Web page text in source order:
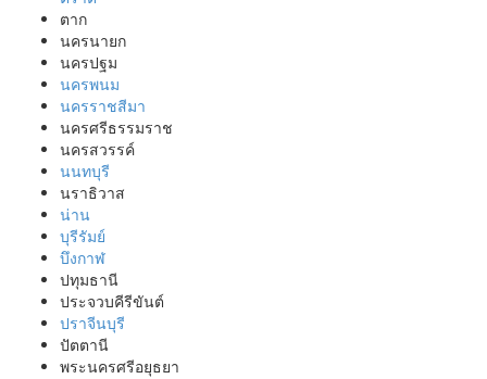
ตาก
นครนายก
นครปฐม
นครพนม
นครราชสีมา
นครศรีธรรมราช
นครสวรรค์
นนทบุรี
นราธิวาส
น่าน
บุรีรัมย์
บึงกาฬ
ปทุมธานี
ประจวบคีรีขันต์
ปราจีนบุรี
ปัตตานี
พระนครศรีอยุธยา